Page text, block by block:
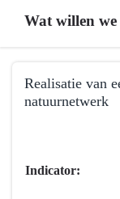
Wat willen we
navigatie
Realisatie van
natuurnetwerk
navigatie
Indicator: